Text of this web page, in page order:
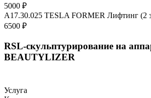
5000 ₽
A17.30.025 TESLA FORMER Лифтинг (2
6500 ₽
RSL-скульптурирование на
BEAUTYLIZER
Услуга